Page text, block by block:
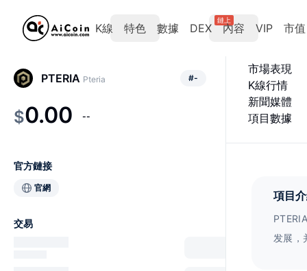
K線 特色 數據 DEX
鏈上
內容 VIP 市值
市場表現
K線行情
新聞媒體
項目數據
項目
发展，
PTERIA Pteria #-
$0.00 --
官方鏈接
官網
交易